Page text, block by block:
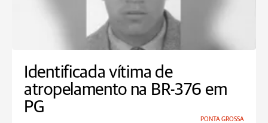
Identificada vítima de
atropelamento na BR-376 em
PG
PONTA GROSSA